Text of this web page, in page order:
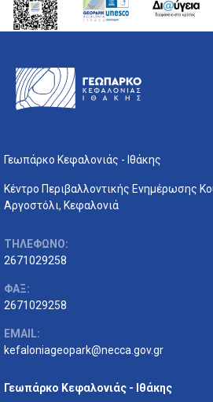
Γεωπάρκο Κεφαλονιάς - Ιθάκης
Κέντρο Περιβαλλοντικής Ενημέρωσης
Αργοστόλι, Κεφαλονιά
ΤΗΛΕΦΩΝΟ:
2671029258
ΦΑΞ:
2671029258
EMAIL:
kefaloniageopark@necca.gov.gr
Γεωπάρκο Κεφαλονιάς - Ιθάκης